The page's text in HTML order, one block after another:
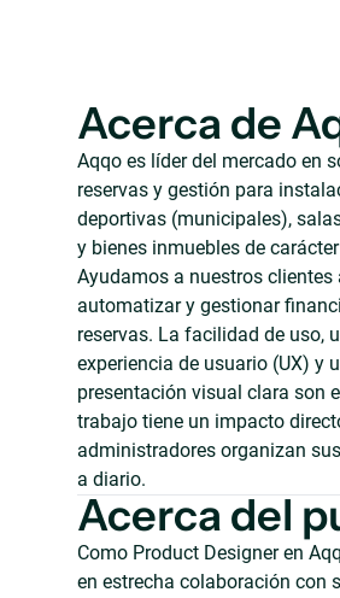
Acerca de
Aqqo es líder del mercado en
reservas y gestión para
deportivas (municipales),
y bienes inmuebles de
Ayudamos a nuestros clientes
automatizar y gestionar
reservas. La facilidad de uso,
experiencia de usuario (UX) y
presentación visual clara son
trabajo tiene un impacto
administradores organizan
a diario.
Acerca del
Como Product Designer en
en estrecha colaboración con